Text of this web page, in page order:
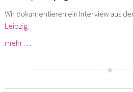
Wir dokumentieren ein Interview aus
Leipzig:
mehr …